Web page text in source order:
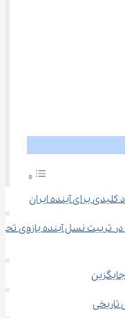
کلیدی برای آینده ایران
در تربیت نسل آینده بازوی
تاریخی